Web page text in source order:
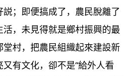
；即便搞成了，農民脫離了
，未見得就是鄉村振興的最
村，把農民組織起來建設新
有文化，卻不是“給外人看